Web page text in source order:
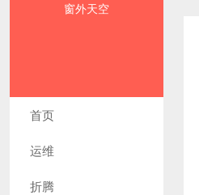
窗外天空
首页
运维
折腾